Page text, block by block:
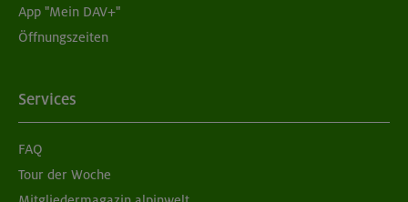
App "Mein DAV+"
Öffnungszeiten
Services
FAQ
Tour der Woche